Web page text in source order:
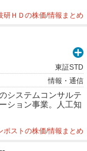
研ＨＤの株価/情報まとめ
東証STD
情報・通信
システムコンサルテ
ション事業。人工知
ポストの株価/情報まとめ